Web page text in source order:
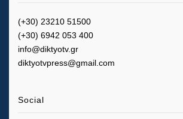
(+30) 23210 51500
(+30) 6942 053 400
info@diktyotv.gr
diktyotvpress@gmail.com
Social